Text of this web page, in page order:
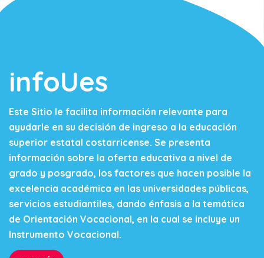
infoUes
Este Sitio le facilita información relevante para
ayudarle en su decisión de ingreso a la educación
superior estatal costarricense. Se presenta
información sobre la oferta educativa a nivel de
grado y posgrado, los factores que hacen posible la
excelencia académica en las universidades públicas,
servicios estudiantiles, dando énfasis a la temática
de Orientación Vocacional, en la cual se incluye un
Instrumento Vocacional.